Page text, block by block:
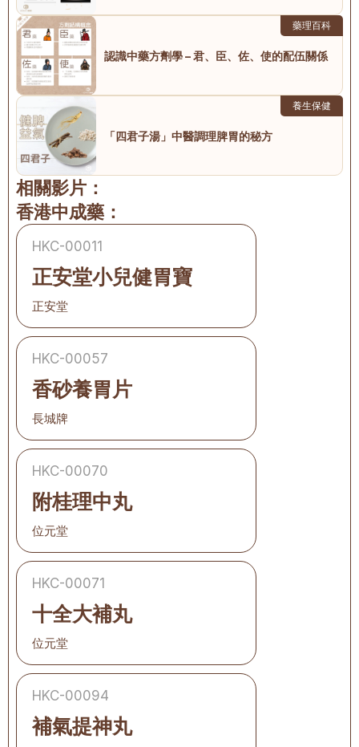
藥理百科
認識中藥方劑學 – 君、臣、佐、使的配伍關係
養生保健
「四君子湯」中醫調理脾胃的秘方
相關影片：
香港中成藥：
HKC-00011
正安堂小兒健胃寶
正安堂
HKC-00057
香砂養胃片
長城牌
HKC-00070
附桂理中丸
位元堂
HKC-00071
十全大補丸
位元堂
HKC-00094
補氣提神丸